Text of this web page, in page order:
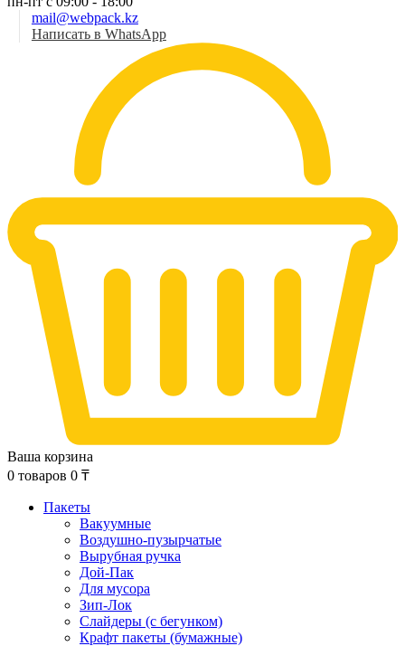
mail@webpack.kz
Написать в WhatsApp
Ваша корзина
0 товаров 0 ₸
Пакеты
Вакуумные
Воздушно-пузырчатые
Вырубная ручка
Дой-Пак
Для мусора
Зип-Лок
Слайдеры (с бегунком)
Крафт пакеты (бумажные)